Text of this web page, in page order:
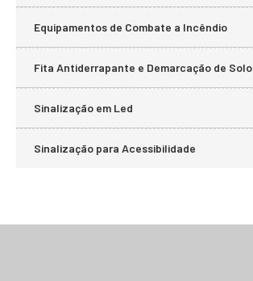
Equipamentos de Combate a Incêndio
Fita Antiderrapante e Demarcação de Solo
Sinalização em Led
Sinalização para Acessibilidade